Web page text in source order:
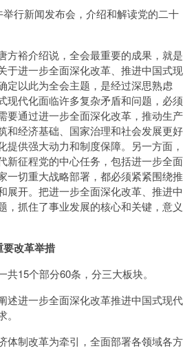
行新闻发布会，介绍和解读党的二十
方裕介绍说，全会最重要的成果，就是
于进一步全面深化改革、推进中国式现
定以此为全会主题，是经过深思熟虑
现代化面临许多复杂矛盾和问题，必须
要通过进一步全面深化改革，推动生产
和经济基础、国家治理和社会发展更好
提供强大动力和制度保障。另一方面，
新征程党的中心任务，包括进一步全面
一切重大战略部署，都必须紧紧围绕推
展开。把进一步全面深化改革、推进中
，抓住了事业发展的核心和关键，意义
要改革举措
15个部分60条，分三大板块。
述进一步全面深化改革推进中国式现代
体制改革为牵引，全面部署各领域各方